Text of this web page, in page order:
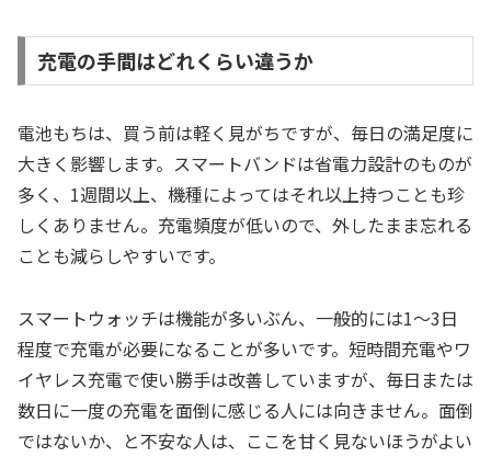
充電の手間はどれくらい違うか
電池もちは、買う前は軽く見がちですが、毎日の満足度に
大きく影響します。スマートバンドは省電力設計のものが
多く、1週間以上、機種によってはそれ以上持つことも珍
しくありません。充電頻度が低いので、外したまま忘れる
ことも減らしやすいです。
スマートウォッチは機能が多いぶん、一般的には1〜3日
程度で充電が必要になることが多いです。短時間充電やワ
イヤレス充電で使い勝手は改善していますが、毎日または
数日に一度の充電を面倒に感じる人には向きません。面倒
ではないか、と不安な人は、ここを甘く見ないほうがよい